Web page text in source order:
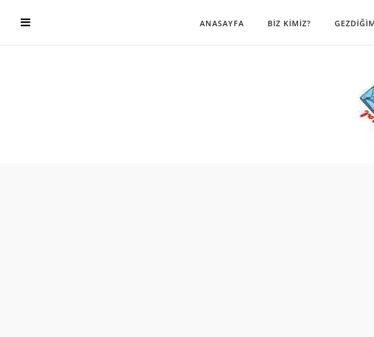
ANASAYFA BİZ KİMİZ?